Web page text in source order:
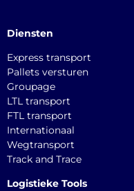
Diensten
Express transport
Pallets versturen
Groupage
LTL transport
FTL transport
Internationaal
Wegtransport
Track and Trace
Logistieke Tools